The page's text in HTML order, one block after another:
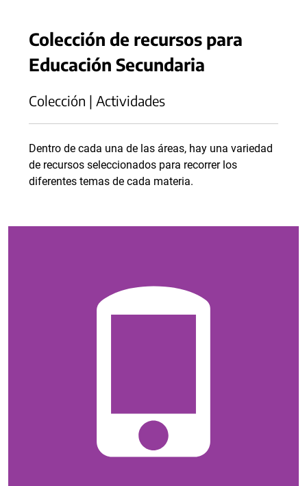
Colección de recursos para
Educación Secundaria
Colección | Actividades
Dentro de cada una de las áreas, hay una variedad
de recursos seleccionados para recorrer los
diferentes temas de cada materia.